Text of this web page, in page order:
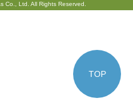
TOP
Co., Ltd. All Rights Reserved.